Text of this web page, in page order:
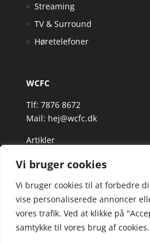
Vi bruger cookies
Vi bruger cookies til at forbedre
vise personaliserede annoncer
vores trafik. Ved at klikke på
samtykke til vores brug af cookies.
Streaming
TV & Surround
Høretelefoner
WCFC
Tlf: 7876 8672
Mail: hej@wcfc.dk
Artikler